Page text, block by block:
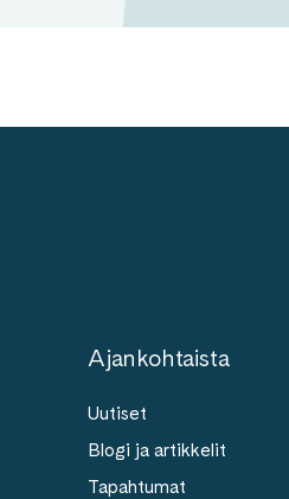
Ajankohtaista
Uutiset
Blogi ja artikkelit
Tapahtumat